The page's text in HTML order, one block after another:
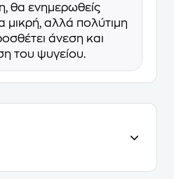
θα ενημερωθείς
μικρή, αλλά πολύτιμη
άνεση και
του ψυγείου.